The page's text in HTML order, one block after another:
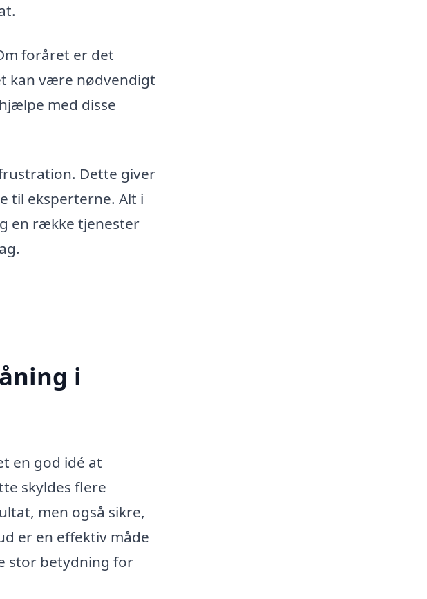
foråret er det
kan være nødvendigt
med disse
Dette giver
til eksperterne. Alt i
en række tjenester
i
en god idé at
skyldes flere
men også sikre,
er en effektiv måde
stor betydning for